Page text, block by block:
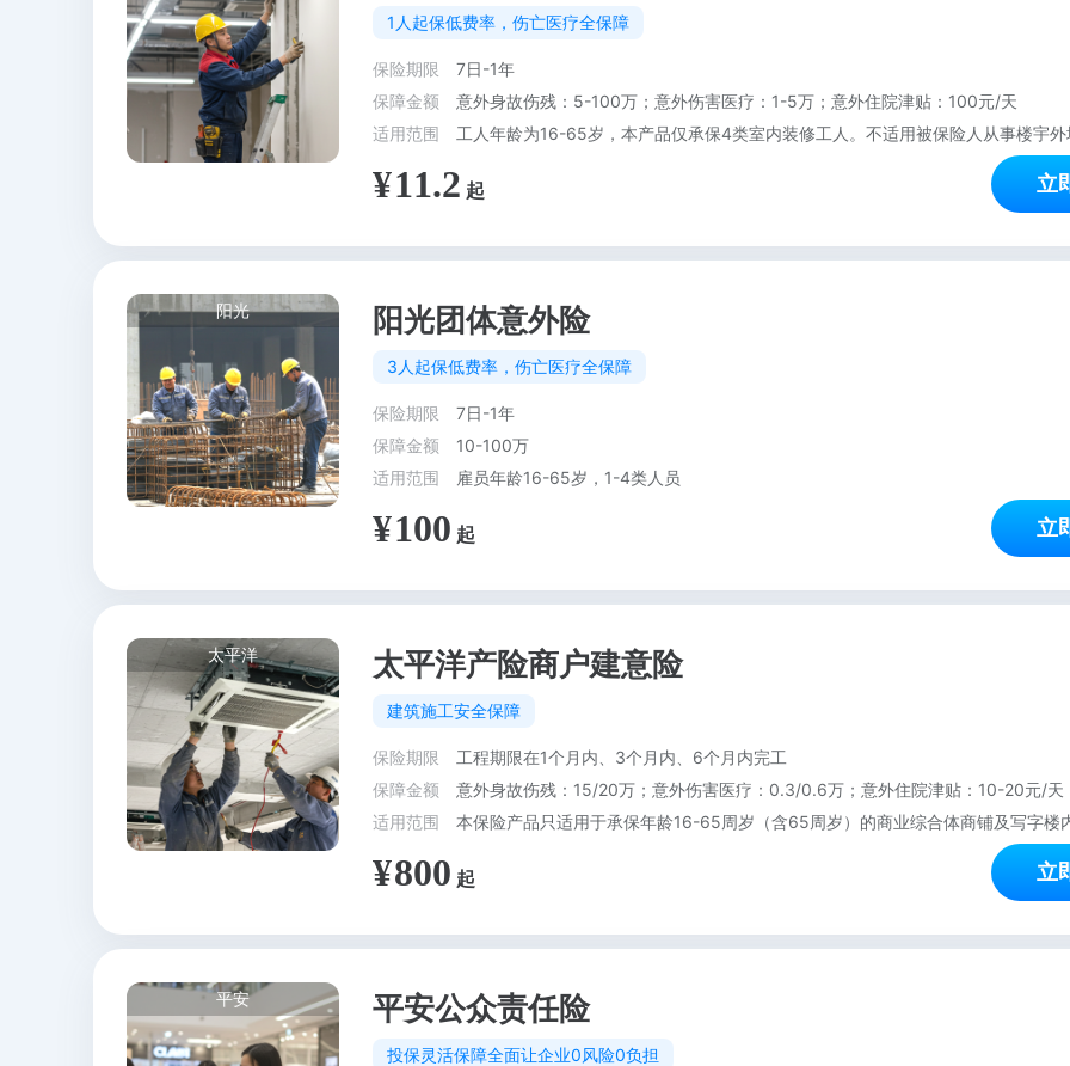
1人起保低费率，伤亡医疗全保障
保险期限
7日-1年
保障金额
意外身故伤残：5-100万；意外伤害医疗：1-5万；意外住院津贴：100元/天
适用范围
11.2 立
阳光 阳光团体意外险
3人起保低费率，伤亡医疗全保障
保险期限
7日-1年
保障金额
10-100万
适用范围
雇员年龄16-65岁，1-4类人员
100 立
太平洋 太平洋产险商户建意险
建筑施工安全保障
保险期限
工程期限在1个月内、3个月内、6个月内完工
保障金额
意外身故伤残：15/20万；意外伤害医疗：0.3/0.6万；意外住院津贴：10-20元/天
适用范围
800 立
平安 平安公众责任险
投保灵活保障全面让企业0风险0负担